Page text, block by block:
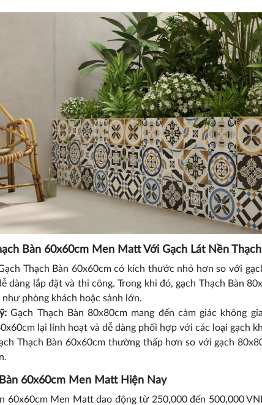
Bàn 60x60cm Men Matt Với Gạch Lát Nền
Thạch Bàn 60x60cm có kích thước nhỏ hơn so với
dàng lắp đặt và thi công. Trong khi đó, gạch Thạch Bàn
phòng khách hoặc sảnh lớn.
Gạch Thạch Bàn 80x80cm mang đến cảm giác không
lại linh hoạt và dễ dàng phối hợp với các loại gạch
Thạch Bàn 60x60cm thường thấp hơn so với gạch
60x60cm Men Matt Hiện Nay
60x60cm Men Matt dao động từ 250,000 đến 500,000